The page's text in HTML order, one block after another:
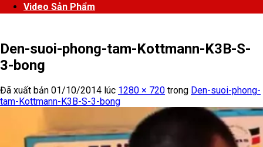
Video Sản Phẩm
Den-suoi-phong-tam-Kottmann-K3B-S-
3-bong
Đã xuất bản 01/10/2014 lúc 1280 × 720 trong Den-suoi-phong-
tam-Kottmann-K3B-S-3-bong